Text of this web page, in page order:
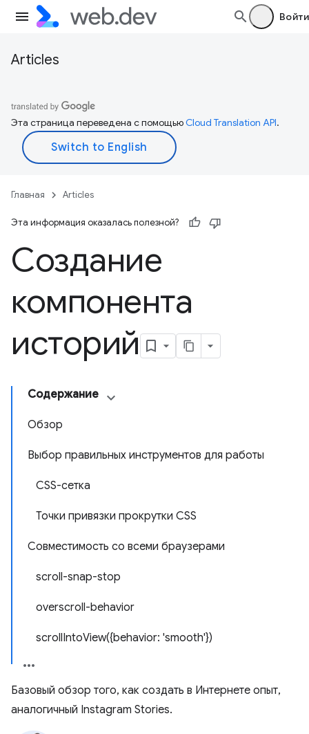
Войти
Articles
Эта страница переведена с помощьюCloud Translation API.
Главная Articles
Эта информация оказалась полезной?
Создание
компонента
историй
Содержание
Обзор
Выбор правильных инструментов для работы
CSS-сетка
Точки привязки прокрутки CSS
Совместимость со всеми браузерами
scroll-snap-stop
overscroll-behavior
scrollIntoView({behavior: 'smooth'})
Базовый обзор того, как создать в Интернете опыт,
аналогичный Instagram Stories.